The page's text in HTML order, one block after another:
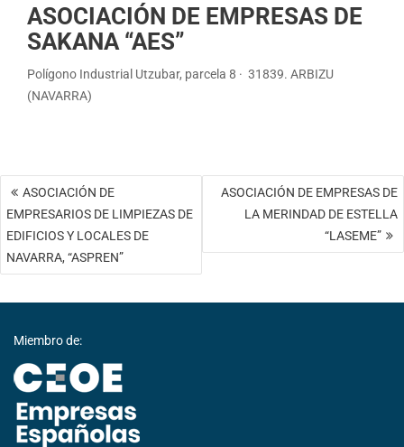
ASOCIACIÓN DE EMPRESAS DE
SAKANA “AES”
Polígono Industrial Utzubar, parcela 8 · 31839. ARBIZU
(NAVARRA)
Navegación
de
entradas
ASOCIACIÓN DE
EMPRESARIOS DE LIMPIEZAS DE
EDIFICIOS Y LOCALES DE
NAVARRA, “ASPREN”
ASOCIACIÓN DE EMPRESAS DE
LA MERINDAD DE ESTELLA
“LASEME”
Miembro de: